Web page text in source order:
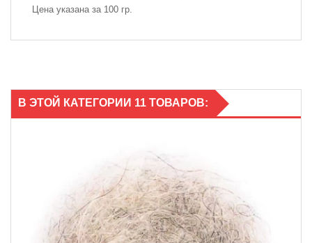
Цена указана за 100 гр.
В ЭТОЙ КАТЕГОРИИ 11 ТОВАРОВ: